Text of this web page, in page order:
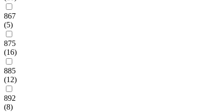
867
(5)
875
(16)
885
(12)
892
(8)